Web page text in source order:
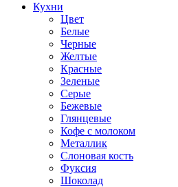
Кухни
Цвет
Белые
Черные
Желтые
Красные
Зеленые
Серые
Бежевые
Глянцевые
Кофе с молоком
Металлик
Слоновая кость
Фуксия
Шоколад